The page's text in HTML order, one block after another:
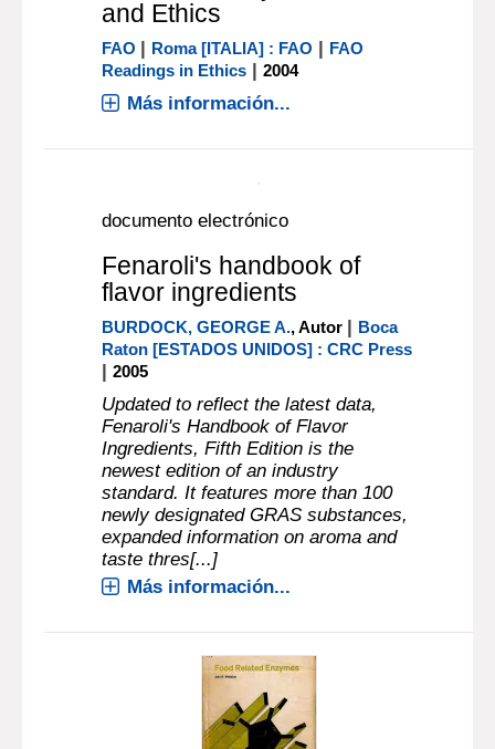
and Ethics
FAO | Roma [ITALIA] : FAO | FAO
Readings in Ethics |2004
Más información...
documento electrónico
Fenaroli's handbook of
flavor ingredients
BURDOCK, GEORGE A., Autor | Boca
Raton [ESTADOS UNIDOS] : CRC Press
|2005
Updated to reflect the latest data,
Fenaroli's Handbook of Flavor
Ingredients, Fifth Edition is the
newest edition of an industry
standard. It features more than 100
newly designated GRAS substances,
expanded information on aroma and
taste thres[...]
Más información...